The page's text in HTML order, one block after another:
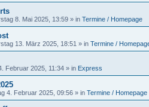
8. Mai 2025, 13:59 » in Termine / Homepage
13. März 2025, 18:51 » in Termine /
Februar 2025, 11:34 » in Express
4. Februar 2025, 09:56 » in Termine / Homepage